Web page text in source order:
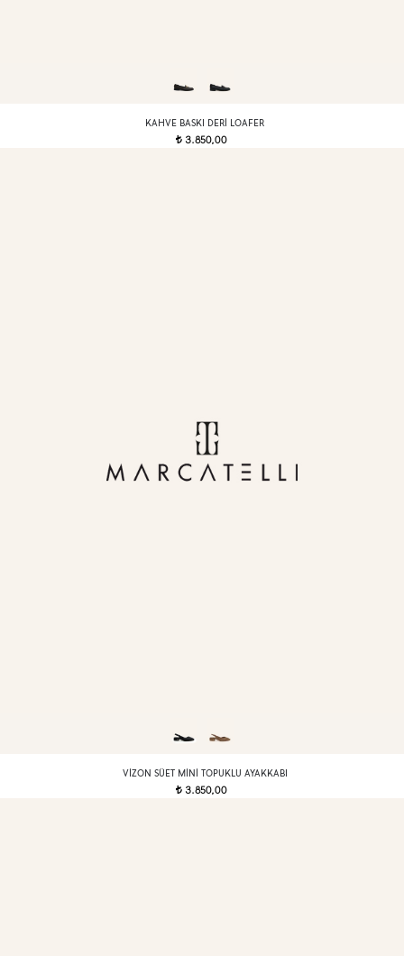
KAHVE BASKI DERI LOAFER
t3.850,00
VIZON SÜET MINI TOPUKLU AYAKKABI
t3.850,00